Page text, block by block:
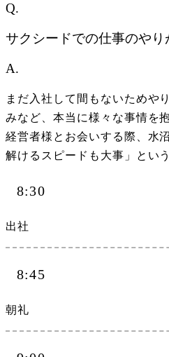
Q.
サクシードでの仕事のやり
A.
まだ入社して間もないためや
みなど、本当に様々な事情を
経営者様とお会いする際、水
解けるスピードも大事」とい
8:30
出社
8:45
朝礼